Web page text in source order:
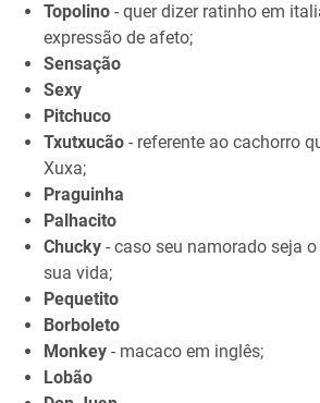
Topolino - quer dizer ratinho em
expressão de afeto;
Sensação
Sexy
Pitchuco
Txutxucão - referente ao cachorro
Xuxa;
Praguinha
Palhacito
Chucky - caso seu namorado seja
sua vida;
Pequetito
Borboleto
Monkey - macaco em inglês;
Lobão